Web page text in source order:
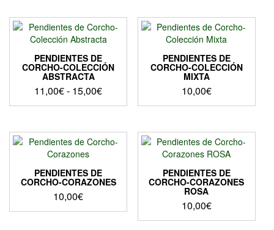
página
de
tiene
múltiples
variantes.
Las
opciones
se
pueden
elegir
página
de
13,00€
hasta
múltiples
variantes.
Las
opciones
se
pueden
elegir
en
página
de
producto
PENDIENTES DE
CORCHO-COLECCIÓN
ABSTRACTA
11,00€- 15,00€Rango
de
desde
11,00€
15,00€
Este
tiene
múltiples
variantes.
Las
opciones
se
PENDIENTES DE
CORCHO-COLECCIÓN
MIXTA
10,00€
PENDIENTES DE
CORCHO-CORAZONES
10,00€
PENDIENTES DE
CORCHO-CORAZONES
ROSA
10,00€